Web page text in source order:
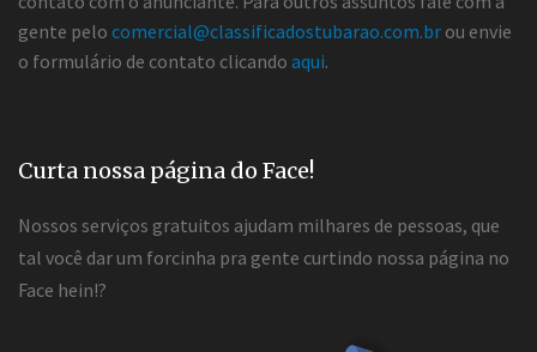
gente pelo comercial@classificadostubarao.com.br ou envie
o formulário de contato clicando aqui.
Curta nossa página do Face!
Nossos serviços gratuitos ajudam milhares de pessoas, que
tal você dar um forcinha pra gente curtindo nossa página no
Face hein!?